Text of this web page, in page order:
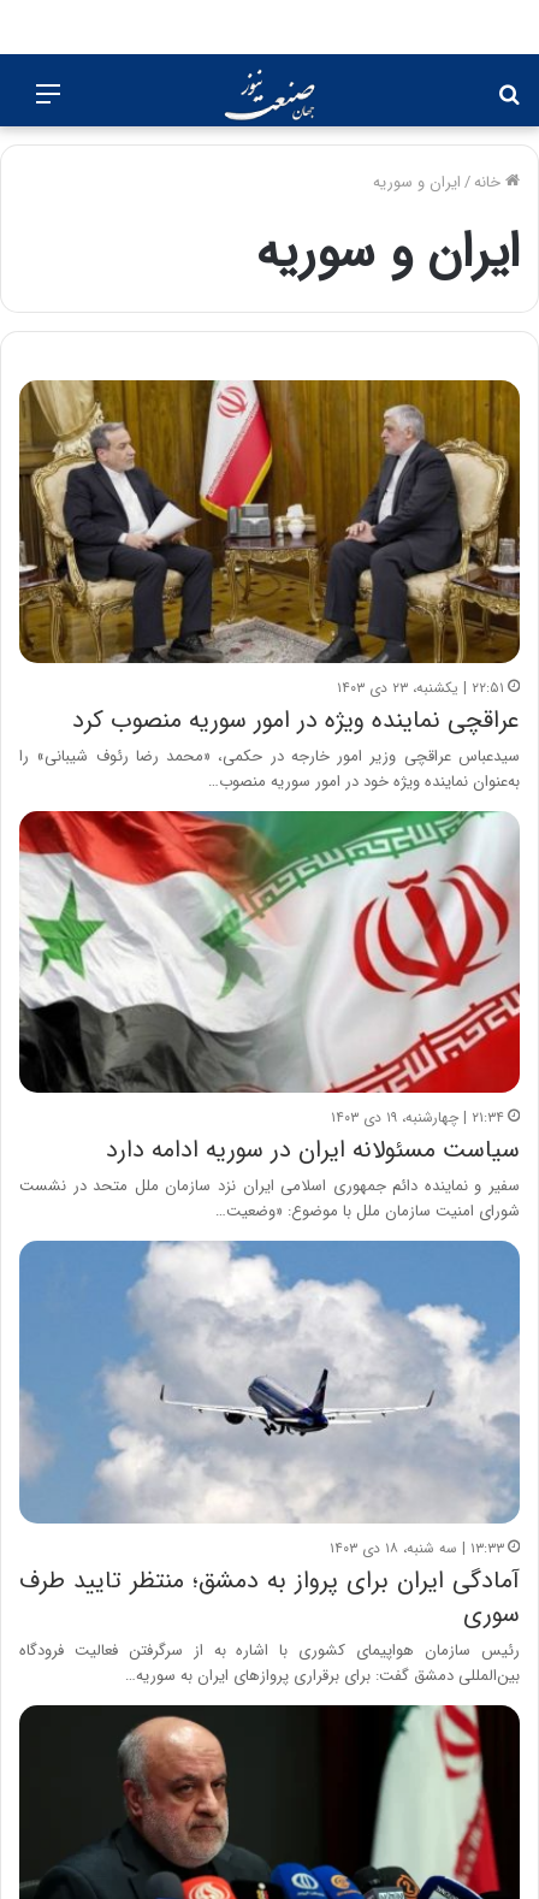
برای
خانه/ایران و سوریه
ایران و سوریه
۲۲:۵۱ | یکشنبه، ۲۳ دی ۱۴۰۳
عراقچی نماینده ویژه در امور سوریه منصوب کرد
سیدعباس عراقچی وزیر امور خارجه در حکمی، «محمد رضا رئوف شیبانی» را
به‌عنوان نماینده ویژه خود در امور سوریه منصوب…
۲۱:۳۴ | چهارشنبه، ۱۹ دی ۱۴۰۳
سیاست مسئولانه ایران در سوریه ادامه دارد
سفیر و نماینده دائم جمهوری اسلامی ایران نزد سازمان ملل متحد در نشست
شورای امنیت سازمان ملل با موضوع: «وضعیت…
۱۳:۳۳ | سه شنبه، ۱۸ دی ۱۴۰۳
آمادگی ایران برای پرواز به دمشق؛ منتظر تایید طرف
سوری
رئیس سازمان هواپیمای کشوری با اشاره به از سرگرفتن فعالیت فرودگاه
بین‌المللی دمشق گفت: برای برقراری پروازهای ایران به سوریه…